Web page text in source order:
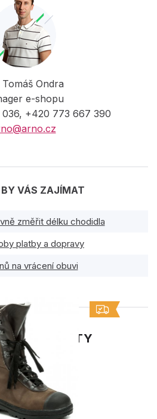
Tomáš Ondra
e-shopu
+420 773 667 390
VÁS ZAJÍMAT
změřit délku chodidla
platby a dopravy
na vrácení obuvi
PRODUKTY